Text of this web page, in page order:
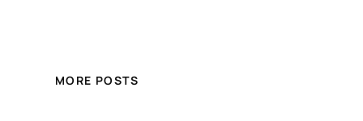
MORE POSTS